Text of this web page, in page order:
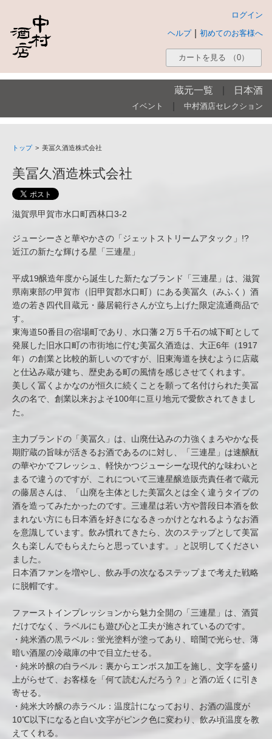
ログイン
初めてのお客様へ
ヘルプ
カートを見る （0）
蔵元一覧 日本酒
イベント 中村酒店セレクション
トップ > 美冨久酒造株式会社
美冨久酒造株式会社
滋賀県甲賀市水口町西林口3-2
ジューシーさと華やかさの「ジェットストリームアタック」!?
近江の新たな輝ける星「三連星」
平成19醸造年度から誕生した新たなブランド「三連星」は、滋賀
県南東部の甲賀市（旧甲賀郡水口町）にある美冨久（みふく）酒
造の若き四代目蔵元・藤居範行さんが立ち上げた限定流通商品で
す。
東海道50番目の宿場町であり、水口藩２万５千石の城下町として
発展した旧水口町の市街地に佇む美冨久酒造は、大正6年（1917
年）の創業と比較的新しいのですが、旧東海道を挟むように店蔵
と仕込み蔵が建ち、歴史ある町の風情を感じさせてくれます。
美しく冨くよかなのが恒久に続くことを願って名付けられた美冨
久の名で、創業以来およそ100年に亘り地元で愛飲されてきまし
た。
主力ブランドの「美冨久」は、山廃仕込みの力強くまろやかな長
期貯蔵の旨味が活きるお酒であるのに対し、「三連星」は速醸酛
の華やかでフレッシュ、軽快かつジューシーな現代的な味わいと
まるで違うのですが、これについて三連星醸造販売責任者で蔵元
の藤居さんは、「山廃を主体とした美冨久とは全く違うタイプの
酒を造ってみたかったのです。三連星は若い方や普段日本酒を飲
まれない方にも日本酒を好きになるきっかけとなれるようなお酒
を意識しています。飲み慣れてきたら、次のステップとして美冨
久も楽しんでもらえたらと思っています。」と説明してください
ました。
日本酒ファンを増やし、飲み手の次なるステップまで考えた戦略
に脱帽です。
ファーストインプレッションから魅力全開の「三連星」は、酒質
だけでなく、ラベルにも遊び心と工夫が施されているのです。
・純米酒の黒ラベル：蛍光塗料が塗ってあり、暗闇で光らせ、薄
暗い酒屋の冷蔵庫の中で目立たせる。
・純米吟醸の白ラベル：裏からエンボス加工を施し、文字を盛り
上がらせて、お客様を「何て読むんだろう？」と酒の近くに引き
寄せる。
・純米大吟醸の赤ラベル：温度計になっており、お酒の温度が
10℃以下になると白い文字がピンク色に変わり、飲み頃温度を教
えてくれる。